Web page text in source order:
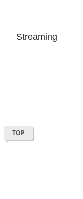
Streaming
TOP